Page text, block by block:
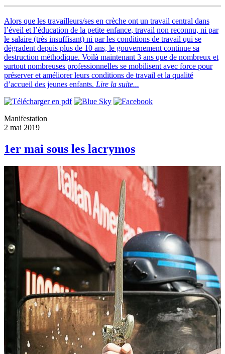
Alors que les travailleurs/ses en crèche ont un travail central dans
l’éveil et l’éducation de la petite enfance, travail non reconnu, ni par
le salaire (très insuffisant) ni par les conditions de travail qui se
dégradent depuis plus de 10 ans, le gouvernement continue sa
destruction méthodique. Voilà maintenant 3 ans que de nombreux et
surtout nombreuses professionnelles se mobilisent avec force pour
préserver et améliorer leurs conditions de travail et la qualité
d’accueil des jeunes enfants. Lire la suite...
Manifestation
2 mai 2019
1er mai sous les lacrymos